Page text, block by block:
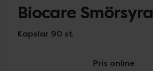
Biocare Smörsyra
Kapslar 90 st
Pris online